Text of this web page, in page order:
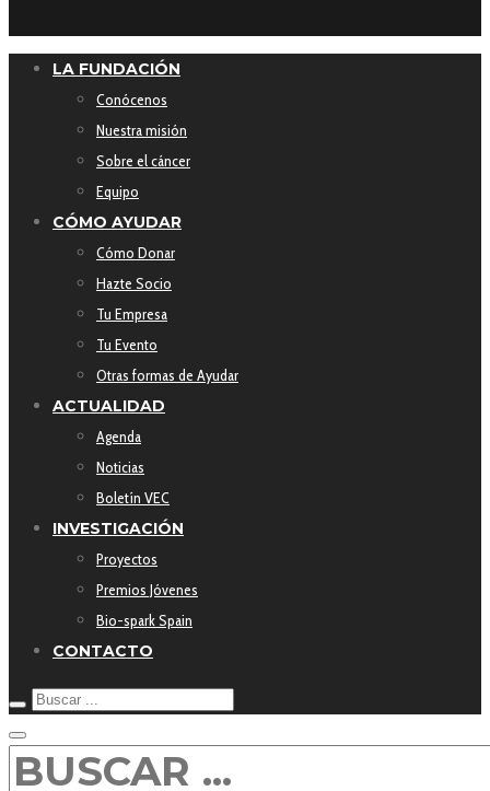
LA FUNDACIÓN
Conócenos
Nuestra misión
Sobre el cáncer
Equipo
CÓMO AYUDAR
Cómo Donar
Hazte Socio
Tu Empresa
Tu Evento
Otras formas de Ayudar
ACTUALIDAD
Agenda
Noticias
Boletín VEC
INVESTIGACIÓN
Proyectos
Premios Jóvenes
Bio-spark Spain
CONTACTO